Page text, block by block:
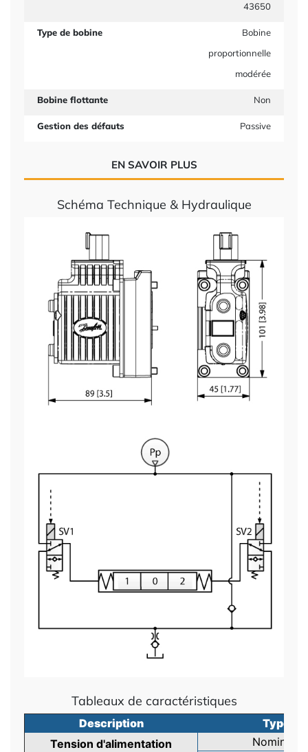
43650
Type de bobine
Bobine
proportionnelle
modérée
Bobine flottante Non
Gestion des défauts Passive
EN SAVOIR PLUS
Schéma Technique & Hydraulique
Tableaux de caractéristiques
Description
Type
Tension d'alimentation
Nominale